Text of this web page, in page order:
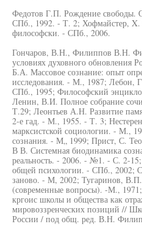
Федотов Г.П. Рождение свободы.
СПб., 1992. - Т. 2; Хофмайстер, X.
философски. - СПб., 2006.
Гончаров, В.Н., Филиппов В.Н.
условиях духовного обновления
Б.А. Массовое сознание: опыт
исследования. - М., 1987; Лебон,
СПб., 1995; Философский
Ленин, В.И. Полное собрание
Т.29; Леонтьев А.Н. Развитие
2-е гад. - М., 1955. - Т. 3;
марксистской социологии. - М.,
сознания. - М„ 1999; Прист, С.
В В. Системная биодинамика
реальность. - 2006. - №1. - С. 2-
общей психологии. - СПб., 2002;
заново. - М, 2002; Тугаринов,
(современные вопросы). -М.,
кргоис школы и общества как
мировоззренческих позиций //
России / под общ. ред. В.Н.